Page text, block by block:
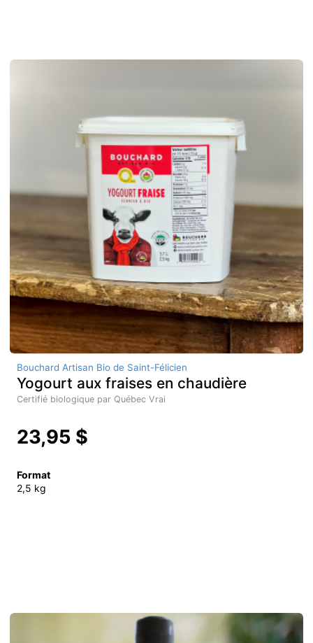
Bouchard Artisan Bio de Saint-Félicien
Yogourt aux fraises en chaudière
Certifié biologique par Québec Vrai
23,95 $
Format
2,5 kg